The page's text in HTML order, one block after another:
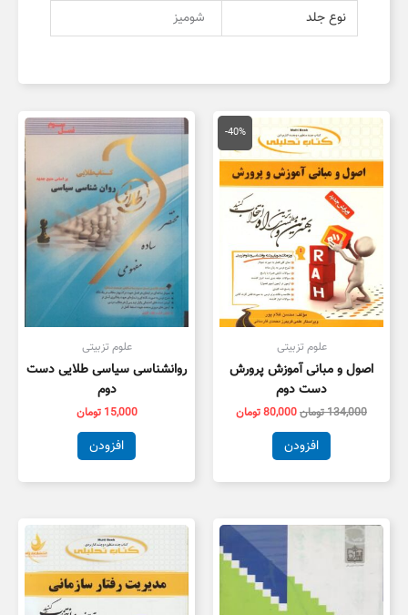
نوع جلد
شومیز
-40%
علوم تزبیتی
اصول و مبانی آموزش پرورش
دست دوم
134,000تومان
قیمت
اصلی
134,000 تومان
بود.
80,000تومان
قیمت
فعلی
80,000 تومان
است.
افزودن
علوم تزبیتی
روانشناسی سیاسی طلایی دست
دوم
15,000 تومان
افزودن